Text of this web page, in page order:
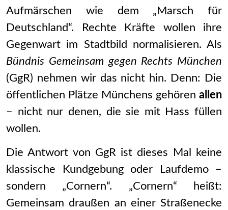
Aufmärschen wie dem „Marsch für
Deutschland“. Rechte Kräfte wollen ihre
Gegenwart im Stadtbild normalisieren. Als
Bündnis Gemeinsam gegen Rechts München
(GgR) nehmen wir das nicht hin. Denn: Die
öffentlichen Plätze Münchens gehören allen
– nicht nur denen, die sie mit Hass füllen
wollen.
Die Antwort von GgR ist dieses Mal keine
klassische Kundgebung oder Laufdemo –
sondern „Cornern“. „Cornern“ heißt:
Gemeinsam draußen an einer Straßenecke